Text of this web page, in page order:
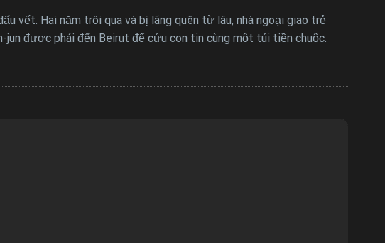
vết. Hai năm trôi qua và bị lãng quên từ lâu, nhà ngoại giao trẻ
được phái đến Beirut để cứu con tin cùng một túi tiền chuộc.